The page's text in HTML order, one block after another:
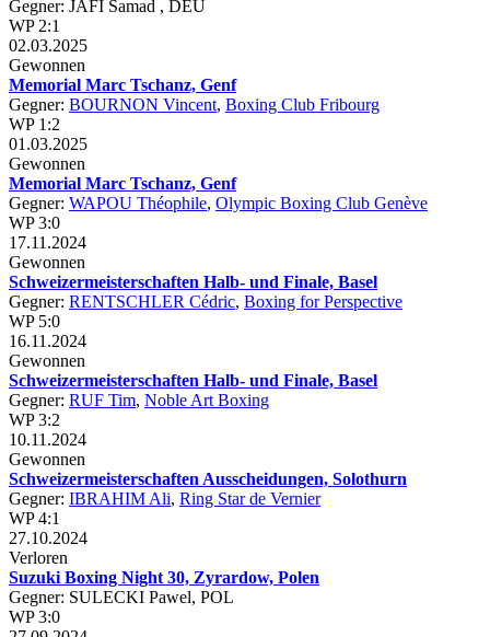
Gegner: JAFI Samad , DEU
WP 2:1
02.03.2025
Gewonnen
Memorial Marc Tschanz, Genf
Gegner: BOURNON Vincent, Boxing Club Fribourg
WP 1:2
01.03.2025
Gewonnen
Memorial Marc Tschanz, Genf
Gegner: WAPOU Théophile, Olympic Boxing Club Genève
WP 3:0
17.11.2024
Gewonnen
Schweizermeisterschaften Halb- und Finale, Basel
Gegner: RENTSCHLER Cédric, Boxing for Perspective
WP 5:0
16.11.2024
Gewonnen
Schweizermeisterschaften Halb- und Finale, Basel
Gegner: RUF Tim, Noble Art Boxing
WP 3:2
10.11.2024
Gewonnen
Schweizermeisterschaften Ausscheidungen, Solothurn
Gegner: IBRAHIM Ali, Ring Star de Vernier
WP 4:1
27.10.2024
Verloren
Suzuki Boxing Night 30, Zyrardow, Polen
Gegner: SULECKI Pawel, POL
WP 3:0